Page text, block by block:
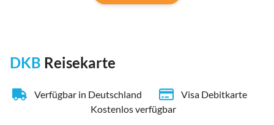
DKB Reisekarte
Verfügbar in Deutschland
Visa Debitkarte
Kostenlos verfügbar